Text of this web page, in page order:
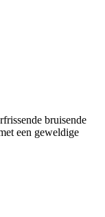
bruisende
een geweldige